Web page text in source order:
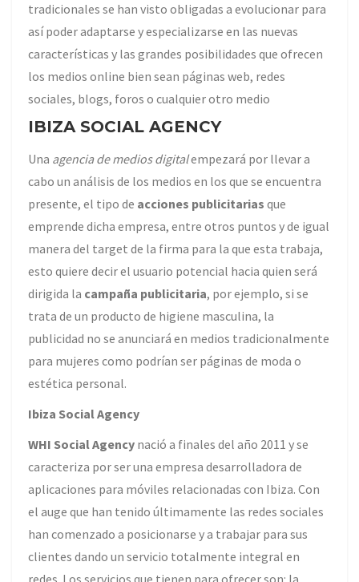
tradicionales se han visto obligadas a evolucionar para
así poder adaptarse y especializarse en las nuevas
características y las grandes posibilidades que ofrecen
los medios online bien sean páginas web, redes
sociales, blogs, foros o cualquier otro medio
IBIZA SOCIAL AGENCY
Una agencia de medios digitalempezará por llevar a
cabo un análisis de los medios en los que se encuentra
presente, el tipo de acciones publicitarias que
emprende dicha empresa, entre otros puntos y de igual
manera del target de la firma para la que esta trabaja,
esto quiere decir el usuario potencial hacia quien será
dirigida la campaña publicitaria, por ejemplo, si se
trata de un producto de higiene masculina, la
publicidad no se anunciará en medios tradicionalmente
para mujeres como podrían ser páginas de moda o
estética personal.
Ibiza Social Agency
WHI Social Agency nació a finales del año 2011 y se
caracteriza por ser una empresa desarrolladora de
aplicaciones para móviles relacionadas con Ibiza. Con
el auge que han tenido últimamente las redes sociales
han comenzado a posicionarse y a trabajar para sus
clientes dando un servicio totalmente integral en